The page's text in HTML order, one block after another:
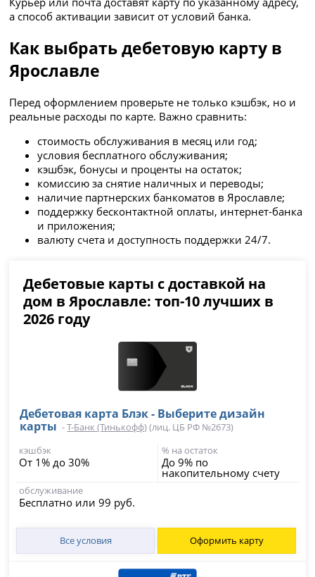
а способ активации зависит от условий банка.
Как выбрать дебетовую карту в
Ярославле
Перед оформлением проверьте не только кэшбэк, но и
реальные расходы по карте. Важно сравнить:
стоимость обслуживания в месяц или год;
условия бесплатного обслуживания;
кэшбэк, бонусы и проценты на остаток;
комиссию за снятие наличных и переводы;
наличие партнерских банкоматов в Ярославле;
поддержку бесконтактной оплаты, интернет-банка
и приложения;
валюту счета и доступность поддержки 24/7.
Дебетовые карты с доставкой на
дом в Ярославле: топ-10 лучших в
2026 году
Дебетовая карта Блэк - Выберите дизайн
карты -Т-Банк (Тинькофф)(лиц. ЦБ РФ №2673)
кэшбэк
От 1% до 30%
% на остаток
До 9% по
накопительному счету
обслуживание
Бесплатно или 99 руб.
Все условия Оформить карту